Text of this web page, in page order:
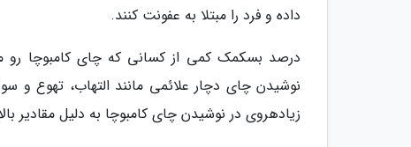
داده و فرد را مبتلا به عفونت کنند.
درصد بسکمک کمی از کسانی که چای کامبوچا
نوشیدن چای دچار علائمی مانند التهاب، تهوع و
زیاده­روی در نوشیدن چای کامبوچا به دلیل مقادیر